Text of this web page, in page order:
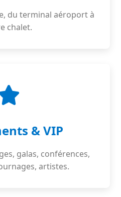
du terminal aéroport à
chalet.
& VIP
galas, conférences,
artistes.